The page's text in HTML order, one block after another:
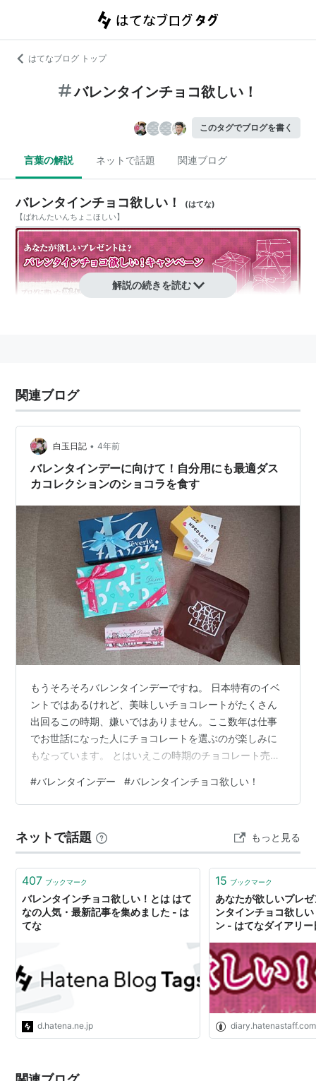
はてなブログ トップ
バレンタインチョコ欲しい！
このタグでブログを書く
言葉の解説 ネットで話題 関連ブログ
バレンタインチョコ欲しい！ (はてな)
【ばれんたいんちょこほしい】
側の女性も心ときめかせる季節がやってきました。
バレンタイン特別企画として、あなたがバレンタインに
欲しいものを、はてなからプレゼントするキャンペーン
を実施いたします。チョコでなくてもバレンタインに欲
しいものであれば何でも構いません。男性はもちろん、
女性でもご参加いただけます。締め切りはバレンタイン
当日の2/14（月）まで。ふるってご応募ください！
応募はブログに「バレンタインチョコ欲しい！」
と書きこむだけ
商品紹介ツールの場所
応募方法はかんたん。あな
たのブログ（はてなダイア
リー）に、 「
バレンタイン
チョコ欲しい！」というキ
ーワードと一緒に、あなたがバレンタインに欲しいもの
を書きこむだけで応募完了です。
※Amazon.co.jpや楽天市場に登録されているものを書き
こむ際には、編集画面にある商品紹介ツールを使うと便
利です。
はてなダイアリーのご利用開始はこちらから
はてなブックマークを使って当選確率UP！
さらに、このキャンペーンページをあなたのはてなブッ
ンに欲しいものをブックマークコメントにも書きこんで
ください。
※ブックマークだけでは応募できません。応募には、ダ
イアリーの投稿が必須となります。
解説の続きを読む
関連ブログ
白玉日記 • 4年前
バレンタインデーに向けて！自分用にも最適ダス
カコレクションのショコラを食す
もうそろそろバレンタインデーですね。 日本特有のイベ
ントではあるけれど、美味しいチョコレートがたくさん
出回るこの時期、嫌いではありません。ここ数年は仕事
でお世話になった人にチョコレートを選ぶのが楽しみに
もなっています。 とはいえこの時期のチョコレート売り
きれず、最終的にもうこれでいいかという風になってし
まい、後悔して買いなおす…なんてことも。 そんなわけ
のチョコレートを扱うダスカコレクションさんのチョコ
レートをいくつかお試しで購入する機会をいただきまし
たので、こちらでPRしていきたいと思います。…
#バレンタインデー #バレンタインチョコ欲しい！
ネットで話題 もっと見る
407 ブックマーク
バレンタインチョコ欲しい！とは はて
なの人気・最新記事を集めました - は
てな
d.hatena.ne.jp
15 ブックマーク
あなたが欲しいプレ
ンタインチョコ欲し
ン - はてなダイアリー
diary.hatenastaff.com